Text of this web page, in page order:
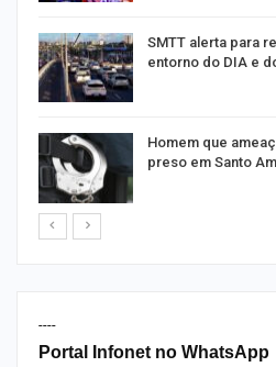
SMTT alerta para
entorno do DIA e
Homem que
preso em Santo
----
Portal Infonet no WhatsApp